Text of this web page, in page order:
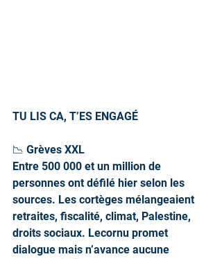
TU LIS CA, T’ES ENGAGÉ
📉 Grèves XXL
Entre 500 000 et un million de
personnes ont défilé hier selon les
sources. Les cortèges mélangeaient
retraites, fiscalité, climat, Palestine,
droits sociaux. Lecornu promet
dialogue mais n’avance aucune